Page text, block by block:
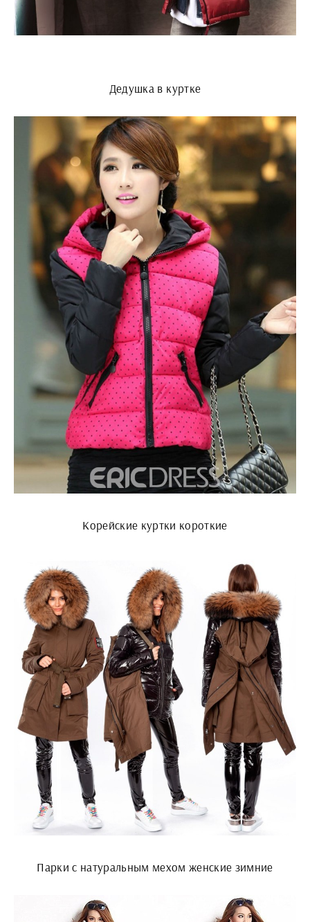
Дедушка в куртке
Корейские куртки короткие
Парки с натуральным мехом женские зимние